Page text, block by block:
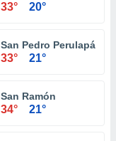
33° 20°
San Pedro Perulapán
33° 21°
San Ramón
34° 21°